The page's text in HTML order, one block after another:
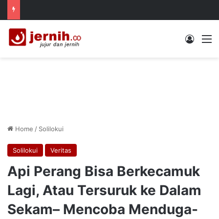
Log In
Home / Solilokui
Solilokui Veritas
Api Perang Bisa Berkecamuk
Lagi, Atau Tersuruk ke Dalam
Sekam– Mencoba Menduga-